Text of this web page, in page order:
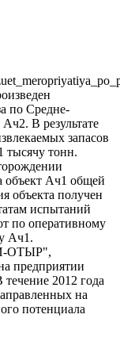
по Средне-
В результате
запасов
тысячу тонн.
объект Ач1 общей
объекта получен
испытаний
по оперативному
Ач1.
ОТЫР",
предприятии
течение 2012 года
на
потенциала